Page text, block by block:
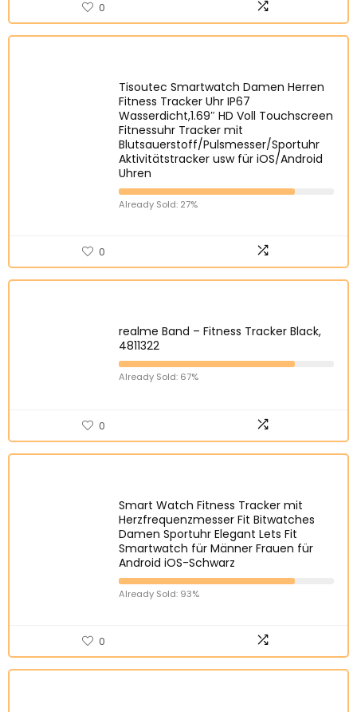
0
Tisoutec Smartwatch Damen Herren
Fitness Tracker Uhr IP67
Wasserdicht,1.69″ HD Voll Touchscreen
Fitnessuhr Tracker mit
Blutsauerstoff/Pulsmesser/Sportuhr
Aktivitätstracker usw für iOS/Android
Uhren
Already Sold: 27%
0
realme Band – Fitness Tracker Black,
4811322
Already Sold: 67%
0
Smart Watch Fitness Tracker mit
Herzfrequenzmesser Fit Bitwatches
Damen Sportuhr Elegant Lets Fit
Smartwatch für Männer Frauen für
Android iOS-Schwarz
Already Sold: 93%
0